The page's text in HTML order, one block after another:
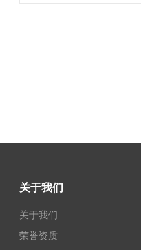
关于我们
关于我们
荣誉资质